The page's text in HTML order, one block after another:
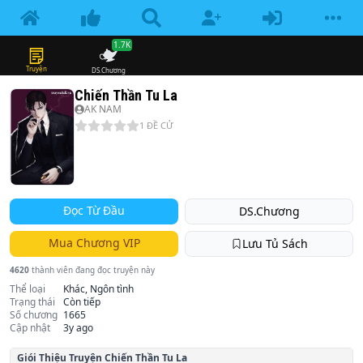
Truyện DS.Chương
1.7K
Chiến Thần Tu La
AK NAM
1 ĐỀ CỬ
Đọc Từ Đầu DS.Chương
Mua Chương VIP Lưu Tủ Sách
4620 thành viên đang đọc truyện này
Thể loại
Khác, Ngôn tình
Trạng thái
Còn tiếp
Số chương 1665
Cập nhật
3y ago
Giói Thiệu Truyện Chiến Thần Tu La